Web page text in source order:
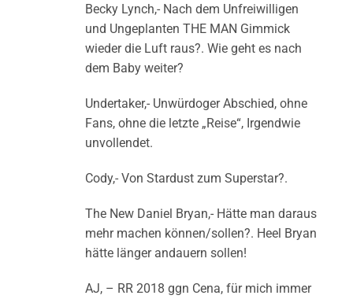
Becky Lynch,- Nach dem Unfreiwilligen
und Ungeplanten THE MAN Gimmick
wieder die Luft raus?. Wie geht es nach
dem Baby weiter?
Undertaker,- Unwürdoger Abschied, ohne
Fans, ohne die letzte „Reise“, Irgendwie
unvollendet.
Cody,- Von Stardust zum Superstar?.
The New Daniel Bryan,- Hätte man daraus
mehr machen können/sollen?. Heel Bryan
hätte länger andauern sollen!
AJ, – RR 2018 ggn Cena, für mich immer